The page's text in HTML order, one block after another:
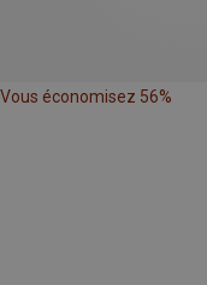
Vous économisez 56%